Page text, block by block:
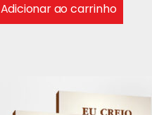
Adicionar ao carrinho